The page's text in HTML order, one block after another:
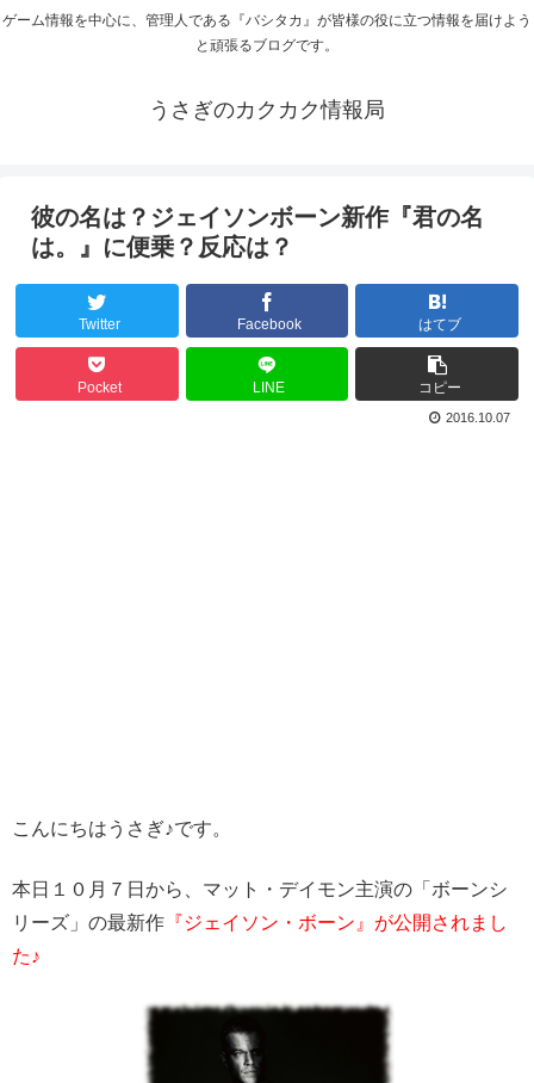
ゲーム情報を中心に、管理人である『バシタカ』が皆様の役に立つ情報を届けよう
と頑張るブログです。
うさぎのカクカク情報局
彼の名は？ジェイソンボーン新作『君の名
は。』に便乗？反応は？
Twitter Facebook はてブ
Pocket LINE コピー
2016.10.07
こんにちはうさぎ♪です。
本日１０月７日から、マット・デイモン主演の「ボーンシ
リーズ」の最新作 『ジェイソン・ボーン』が公開されまし
た♪